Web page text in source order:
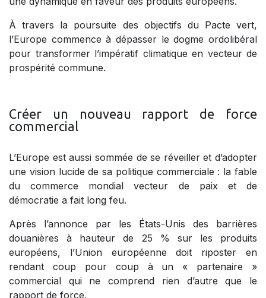
À travers la poursuite des objectifs du Pacte vert,
l’Europe commence à dépasser le dogme ordolibéral
pour transformer l’impératif climatique en vecteur de
prospérité commune.
Créer un n​ouveau rapport de force
commercial
L’Europe est aussi sommée de se réveiller et d’adopter
une vision lucide de sa politique commerciale : la fable
du commerce mondial vecteur de paix et de
démocratie a fait long feu.
Après l’annonce par les États-Unis des barrières
douanières à hauteur de 25 % sur les produits
européens, l’Union européenne doit riposter en
rendant coup pour coup à un « partenaire »
commercial qui ne comprend rien d’autre que le
rapport de force.